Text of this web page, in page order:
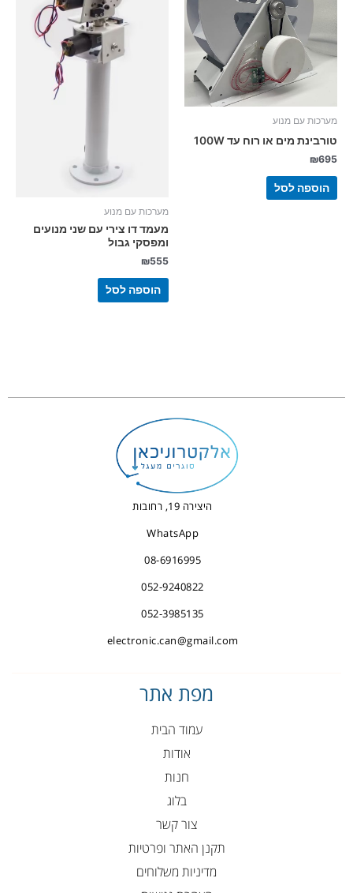
מערכות עם מנוע
טורבינת מים או רוח עד 100W
₪695
הוספה לסל
מערכות עם מנוע
מעמד דו צירי עם שני מנועים
ומפסקי גבול
₪555
הוספה לסל
היצירה 19, רחובות
WhatsApp
08-6916995
052-9240822
052-3985135
electronic.can@gmail.com
מפת אתר
עמוד הבית
אודות
חנות
בלוג
צור קשר
תקנן האתר ופרטיות
מדיניות משלוחים